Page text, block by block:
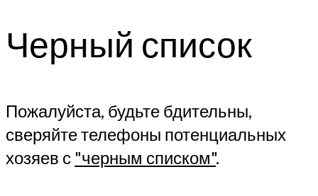
Черный список
Пожалуйста, будьте бдительны,
сверяйте телефоны потенциальных
хозяев с "черным списком".